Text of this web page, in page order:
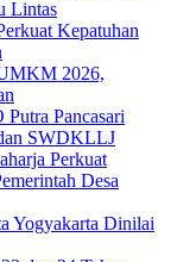
Lintas
Kepatuhan
2026,
Putra Pancasari
SWDKLLJ
Perkuat
Desa
Yogyakarta Dinilai